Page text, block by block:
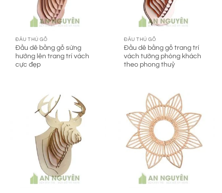
ĐẦU THÚ GỖ
Đầu dê bằng gỗ sừng
hướng lên trang trí vách
cực đẹp
ĐẦU THÚ GỖ
Đầu dê bằng gỗ trang trí
vách tường phòng khách
theo phong thuỷ